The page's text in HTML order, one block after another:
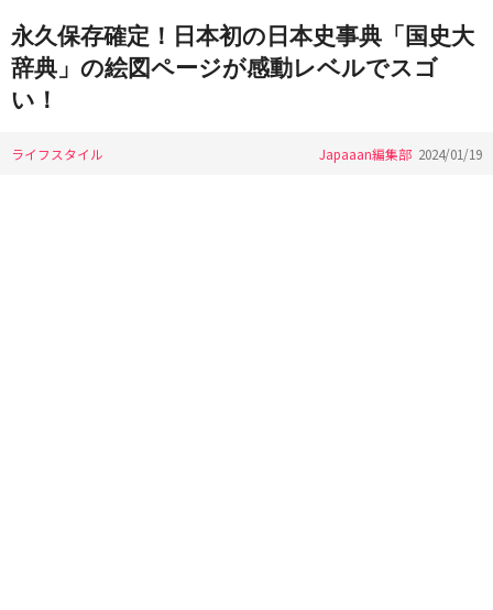
永久保存確定！日本初の日本史事典「国史大
辞典」の絵図ページが感動レベルでスゴ
い！
ライフスタイル Japaaan編集部 2024/01/19